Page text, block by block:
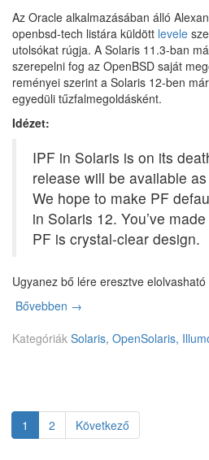
S
o
l
a
r
i
a
n
d
F
r
e
S
d
i
3
4
9
Az Oracle alkalmazásában álló
openbsd-tech listára küldött levele
utolsókat rúgja. A Solaris 11.3-ban
szerepelni fog az OpenBSD saját
reményei szerint a Solaris 12-ben
egyedüli tűzfalmegoldásként.
Idézet:
IPF in Solaris is on its
release will be available
We hope to make PF
in Solaris 12. You’ve
PF is crystal-clear design.
Ugyanez bő lére eresztve elolvasható
Bővebben P
-
t
→
Kategóriák Solaris, OpenSolaris,
Bejegyzés
Page
1 Page
2 Következő